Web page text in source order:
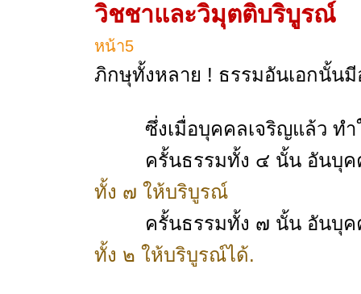
วิชชาและวิมุตติบริบูรณ์
หน้า5
ภิกษุทั้งหลาย ! ธรรมอันเอกนั้นมี
ซึ่งเมื่อบุคคลเจริญแล้ว ท
ครั้นธรรมทั้ง ๔ นั้น อันบุ
ทั้ง ๗ ให้บริบูรณ์
ครั้นธรรมทั้ง ๗ นั้น อันบุ
ทั้ง ๒ ให้บริบูรณ์ได้.